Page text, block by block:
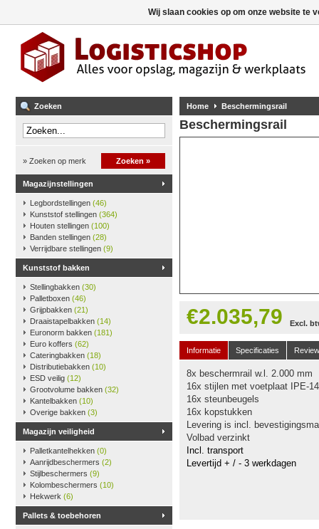
Zoeken
» Zoeken op merk Zoeken »
Magazijnstellingen
Legbordstellingen (46)
Kunststof stellingen (364)
Houten stellingen (100)
Banden stellingen (28)
Verrijdbare stellingen (9)
Kunststof bakken
Stellingbakken (30)
Palletboxen (46)
Grijpbakken (21)
Draaistapelbakken (14)
Euronorm bakken (181)
Euro koffers (62)
Cateringbakken (18)
Distributiebakken (10)
ESD veilig (12)
Grootvolume bakken (32)
Kantelbakken (10)
Overige bakken (3)
Magazijn veiligheid
Palletkantelhekken (0)
Aanrijdbeschermers (2)
Stijlbeschermers (9)
Kolombeschermers (10)
Hekwerk (6)
Pallets & toebehoren
Home Beschermingsrail
Beschermingsrail
€2.035,79 Excl.
Informatie Specificaties
8x beschermrail w.l. 2.000 mm
16x stijlen met voetplaat IPE-
16x steunbeugels
16x kopstukken
Levering is incl.
Volbad verzinkt
Incl. transport
Levertijd + / - 3 werkdagen
Wij slaan cookies op om onze website te